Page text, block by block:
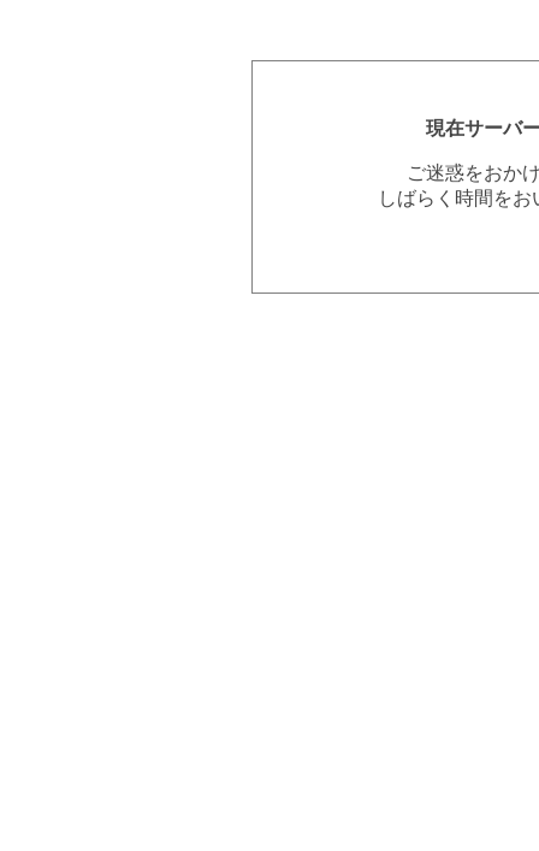
現在サーバ
ご迷惑をおか
しばらく時間を